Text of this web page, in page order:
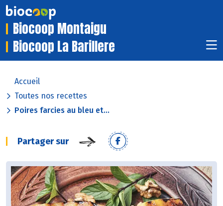
Biocoop Montaigu
Biocoop La Barillere
Accueil
Toutes nos recettes
Poires farcies au bleu et...
Partager sur